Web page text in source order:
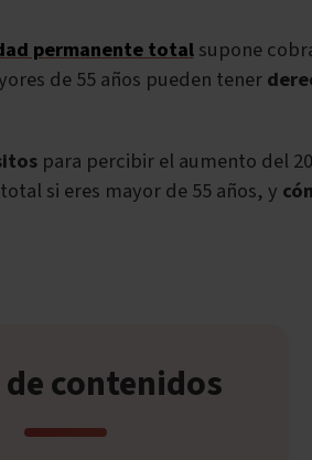
permanente totalsupone
de 55 años pueden tener
para percibir el aumento del
si eres mayor de 55 años, y
contenidos